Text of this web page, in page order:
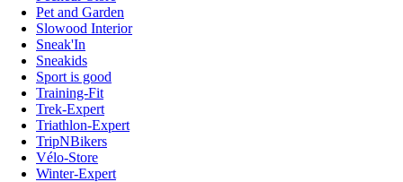
Pet and Garden
Slowood Interior
Sneak'In
Sneakids
Sport is good
Training-Fit
Trek-Expert
Triathlon-Expert
TripNBikers
Vélo-Store
Winter-Expert